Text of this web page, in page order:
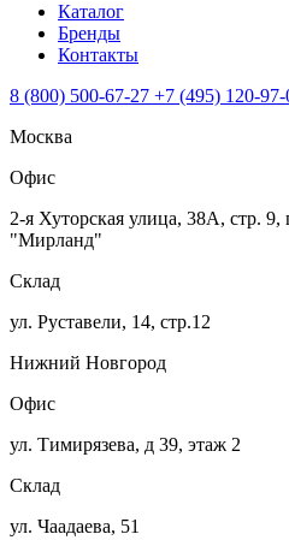
Каталог
Бренды
Контакты
8 (800) 500-67-27 +7 (495) 120-97-
Москва
Офис
2-я Хуторская улица, 38А, стр.
"Мирланд"
Склад
ул. Руставели, 14, стр.12
Нижний Новгород
Офис
ул. Тимирязева, д 39, этаж 2
Склад
ул. Чаадаева, 51